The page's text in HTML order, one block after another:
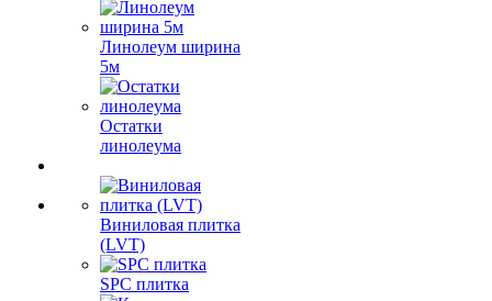
Линолеум ширина
5м
Остатки
линолеума
Виниловая плитка
(LVT)
SPC плитка